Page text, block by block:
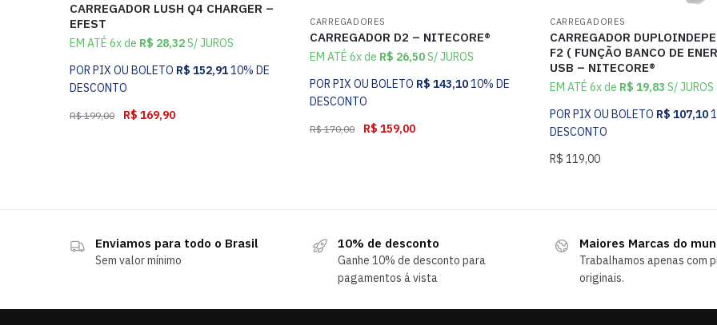
CARREGADOR LUSH Q4 CHARGER –
EFEST
EM ATÉ 6x de R$ 28,32S/ JUROS
POR PIX OU BOLETO R$ 152,9110% DE
DESCONTO
R$199,00 R$ 169,90
CARREGADORES
CARREGADOR D2 – NITECORE®
EM ATÉ 6x de R$ 26,50S/ JUROS
POR PIX OU BOLETO R$ 143,1010% DE
DESCONTO
R$170,00 R$ 159,00
CARREGADORES
CARREGADOR
F2 ( FUNÇÃO BANCO DE
USB – NITECORE®
EM ATÉ 6x de R$ 19,83 S/ JUROS
POR PIX OU BOLETO R$ 107,10
DESCONTO
R$ 119,00
Enviamos para todo o Brasil
Sem valor mínimo
10% de desconto
Ganhe 10% de desconto para
pagamentos á vista
Maiores Marcas do
Trabalhamos apenas com
originais.